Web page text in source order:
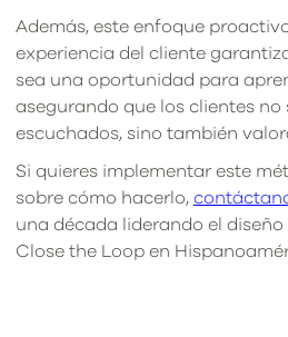
Además, este enfoque
experiencia del cliente
sea una oportunidad para
asegurando que los clientes no
escuchados, sino también
Si quieres implementar este
sobre cómo hacerlo,
una década liderando el
Close the Loop en